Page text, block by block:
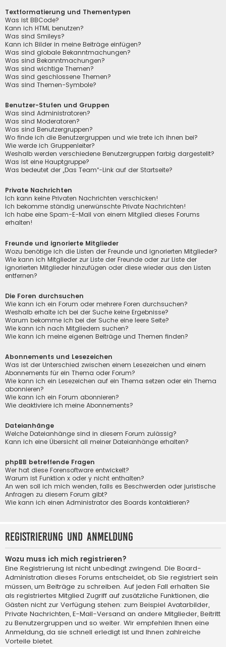
Textformatierung und Thementypen
Was ist BBCode?
Kann ich HTML benutzen?
Was sind Smileys?
Kann ich Bilder in meine Beiträge einfügen?
Was sind globale Bekanntmachungen?
Was sind Bekanntmachungen?
Was sind wichtige Themen?
Was sind geschlossene Themen?
Was sind Themen-Symbole?
Benutzer-Stufen und Gruppen
Was sind Administratoren?
Was sind Moderatoren?
Was sind Benutzergruppen?
Wo finde ich die Benutzergruppen und wie trete ich ihnen bei?
Wie werde ich Gruppenleiter?
Weshalb werden verschiedene Benutzergruppen farbig dargestellt?
Was ist eine Hauptgruppe?
Was bedeutet der „Das Team“-Link auf der Startseite?
Private Nachrichten
Ich kann keine Privaten Nachrichten verschicken!
Ich bekomme ständig unerwünschte Private Nachrichten!
Ich habe eine Spam-E-Mail von einem Mitglied dieses Forums
erhalten!
Freunde und ignorierte Mitglieder
Wozu benötige ich die Listen der Freunde und ignorierten Mitglieder?
Wie kann ich Mitglieder zur Liste der Freunde oder zur Liste der
ignorierten Mitglieder hinzufügen oder diese wieder aus den Listen
entfernen?
Die Foren durchsuchen
Wie kann ich ein Forum oder mehrere Foren durchsuchen?
Weshalb erhalte ich bei der Suche keine Ergebnisse?
Warum bekomme ich bei der Suche eine leere Seite?
Wie kann ich nach Mitgliedern suchen?
Wie kann ich meine eigenen Beiträge und Themen finden?
Abonnements und Lesezeichen
Was ist der Unterschied zwischen einem Lesezeichen und einem
Abonnements für ein Thema oder Forum?
Wie kann ich ein Lesezeichen auf ein Thema setzen oder ein Thema
abonnieren?
Wie kann ich ein Forum abonnieren?
Wie deaktiviere ich meine Abonnements?
Dateianhänge
Welche Dateianhänge sind in diesem Forum zulässig?
Kann ich eine Übersicht all meiner Dateianhänge erhalten?
phpBB betreffende Fragen
Wer hat diese Forensoftware entwickelt?
Warum ist Funktion x oder y nicht enthalten?
An wen soll ich mich wenden, falls es Beschwerden oder juristische
Anfragen zu diesem Forum gibt?
Wie kann ich einen Administrator des Boards kontaktieren?
Registrierung und Anmeldung
Wozu muss ich mich registrieren?
Eine Registrierung ist nicht unbedingt zwingend. Die Board-
Administration dieses Forums entscheidet, ob Sie registriert sein
müssen, um Beiträge zu schreiben. Auf jeden Fall erhalten Sie
als registriertes Mitglied Zugriff auf zusätzliche Funktionen, die
Gästen nicht zur Verfügung stehen: zum Beispiel Avatarbilder,
Private Nachrichten, E-Mail-Versand an andere Mitglieder, Beitritt
zu Benutzergruppen und so weiter. Wir empfehlen Ihnen eine
Anmeldung, da sie schnell erledigt ist und Ihnen zahlreiche
Vorteile bietet.